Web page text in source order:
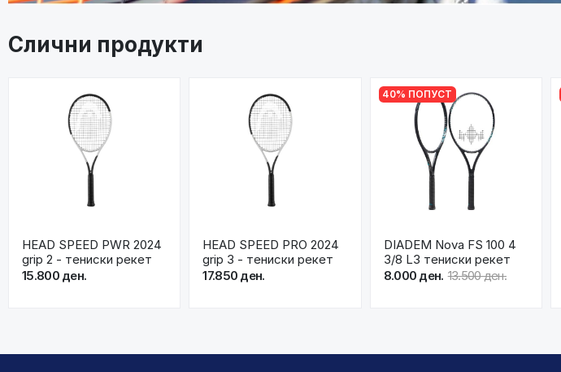
Слични продукти
HEAD SPEED PWR 2024
grip 2 - тениски рекет
15.800 ден.
HEAD SPEED PRO 2024
grip 3 - тениски рекет
17.850 ден.
40% ПОПУСТ
DIADEM Nova FS 100 4
3/8 L3 тениски рекет
8.000 ден. 13.500 ден.